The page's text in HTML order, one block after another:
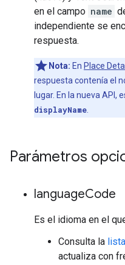
en el campo name
independiente se
respuesta.
Nota: En Place
respuesta contenía el
lugar. En la nueva API,
displayName
Parámetros
languageCode
Es el idioma en el
Consulta la
actualiza con